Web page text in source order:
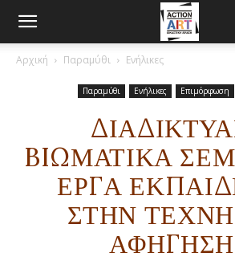
Αρχική Παραμύθι Ενήλικες
Παραμύθι Ενήλικες Επιμόρφωση
BIΩΜΑΤΙΚΑ
ΕΡΓΑ
ΣΤΗΝ